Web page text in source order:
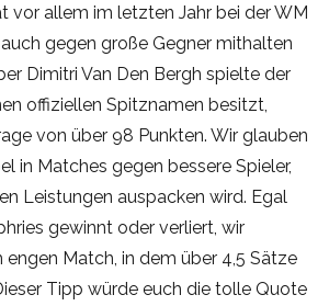
vor allem im letzten Jahr bei der WM
gegen große Gegner mithalten
Dimitri Van Den Bergh spielte der
offiziellen Spitznamen besitzt,
von über 98 Punkten. Wir glauben
in Matches gegen bessere Spieler,
Leistungen auspacken wird. Egal
gewinnt oder verliert, wir
engen Match, in dem über 4,5 Sätze
Tipp würde euch die tolle Quote